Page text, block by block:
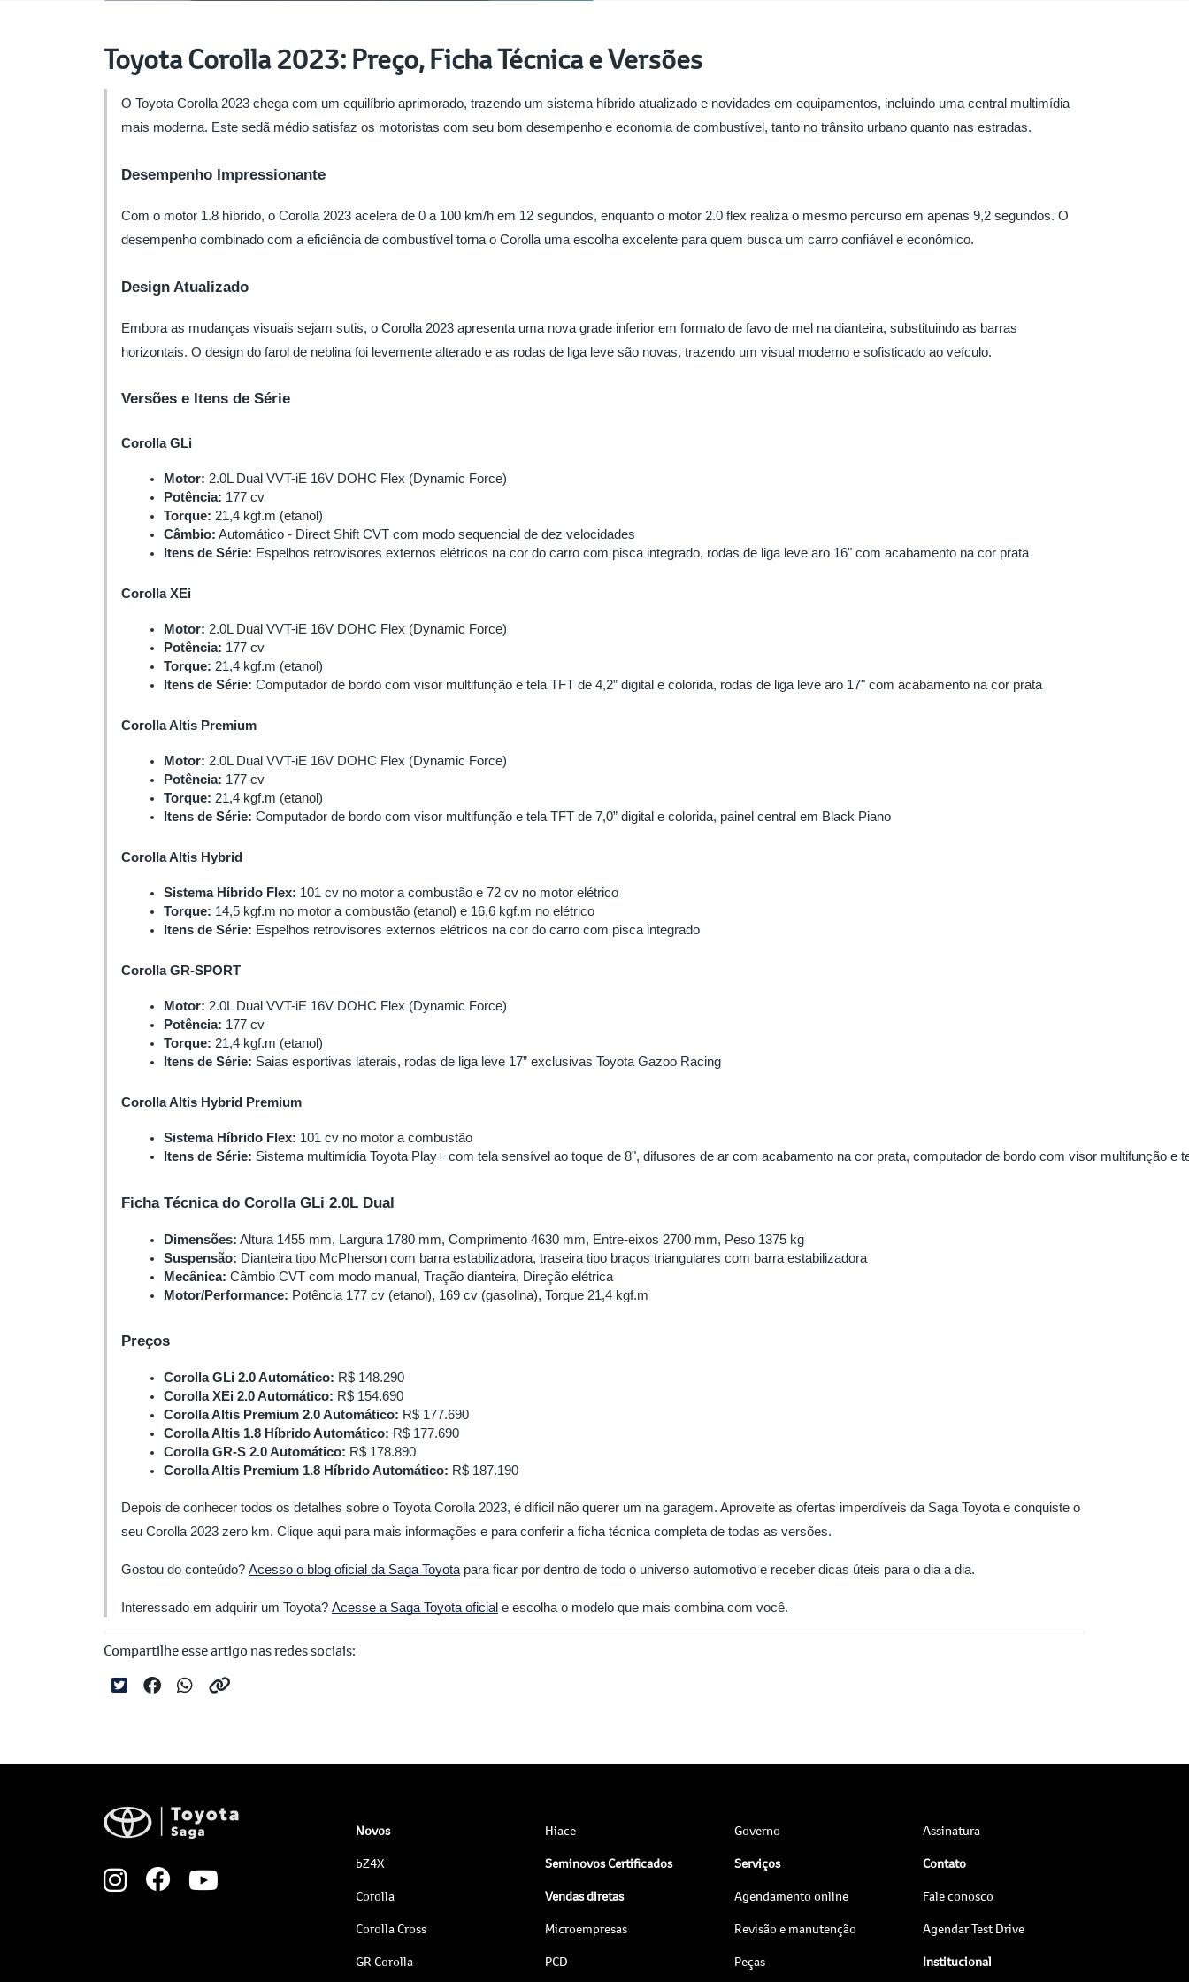
Toyota Corolla 2023: Preço, Ficha Técnica e Versões
O Toyota Corolla 2023 chega com um equilíbrio aprimorado, trazendo um sistema híbrido atualizado e novidades em equipamentos, incluindo uma central multimídia
mais moderna. Este sedã médio satisfaz os motoristas com seu bom desempenho e economia de combustível, tanto no trânsito urbano quanto nas estradas.
Desempenho Impressionante
Com o motor 1.8 híbrido, o Corolla 2023 acelera de 0 a 100 km/h em 12 segundos, enquanto o motor 2.0 flex realiza o mesmo percurso em apenas 9,2 segundos. O
desempenho combinado com a eficiência de combustível torna o Corolla uma escolha excelente para quem busca um carro confiável e econômico.
Design Atualizado
Embora as mudanças visuais sejam sutis, o Corolla 2023 apresenta uma nova grade inferior em formato de favo de mel na dianteira, substituindo as barras
horizontais. O design do farol de neblina foi levemente alterado e as rodas de liga leve são novas, trazendo um visual moderno e sofisticado ao veículo.
Versões e Itens de Série
Corolla GLi
Motor: 2.0L Dual VVT-iE 16V DOHC Flex (Dynamic Force)
Potência: 177 cv
Torque: 21,4 kgf.m (etanol)
Câmbio: Automático - Direct Shift CVT com modo sequencial de dez velocidades
Itens de Série: Espelhos retrovisores externos elétricos na cor do carro com pisca integrado, rodas de liga leve aro 16" com acabamento na cor prata
Corolla XEi
Motor: 2.0L Dual VVT-iE 16V DOHC Flex (Dynamic Force)
Potência: 177 cv
Torque: 21,4 kgf.m (etanol)
Itens de Série: Computador de bordo com visor multifunção e tela TFT de 4,2” digital e colorida, rodas de liga leve aro 17" com acabamento na cor prata
Corolla Altis Premium
Motor: 2.0L Dual VVT-iE 16V DOHC Flex (Dynamic Force)
Potência: 177 cv
Torque: 21,4 kgf.m (etanol)
Itens de Série: Computador de bordo com visor multifunção e tela TFT de 7,0” digital e colorida, painel central em Black Piano
Corolla Altis Hybrid
Sistema Híbrido Flex: 101 cv no motor a combustão e 72 cv no motor elétrico
Torque: 14,5 kgf.m no motor a combustão (etanol) e 16,6 kgf.m no elétrico
Itens de Série: Espelhos retrovisores externos elétricos na cor do carro com pisca integrado
Corolla GR-SPORT
Motor: 2.0L Dual VVT-iE 16V DOHC Flex (Dynamic Force)
Potência: 177 cv
Torque: 21,4 kgf.m (etanol)
Itens de Série: Saias esportivas laterais, rodas de liga leve 17” exclusivas Toyota Gazoo Racing
Corolla Altis Hybrid Premium
Sistema Híbrido Flex: 101 cv no motor a combustão
Itens de Série: Sistema multimídia Toyota Play+ com tela sensível ao toque de 8", difusores de ar com acabamento na cor prata, computador de bordo com visor multifunção e
Ficha Técnica do Corolla GLi 2.0L Dual
Dimensões: Altura 1455 mm, Largura 1780 mm, Comprimento 4630 mm, Entre-eixos 2700 mm, Peso 1375 kg
Suspensão: Dianteira tipo McPherson com barra estabilizadora, traseira tipo braços triangulares com barra estabilizadora
Mecânica: Câmbio CVT com modo manual, Tração dianteira, Direção elétrica
Motor/Performance: Potência 177 cv (etanol), 169 cv (gasolina), Torque 21,4 kgf.m
Preços
Corolla GLi 2.0 Automático: R$ 148.290
Corolla XEi 2.0 Automático: R$ 154.690
Corolla Altis Premium 2.0 Automático: R$ 177.690
Corolla Altis 1.8 Híbrido Automático: R$ 177.690
Corolla GR-S 2.0 Automático: R$ 178.890
Corolla Altis Premium 1.8 Híbrido Automático: R$ 187.190
Depois de conhecer todos os detalhes sobre o Toyota Corolla 2023, é difícil não querer um na garagem. Aproveite as ofertas imperdíveis da Saga Toyota e conquiste o
seu Corolla 2023 zero km. Clique aqui para mais informações e para conferir a ficha técnica completa de todas as versões.
Gostou do conteúdo? Acesso o blog oficial da Saga Toyotapara ficar por dentro de todo o universo automotivo e receber dicas úteis para o dia a dia.
Interessado em adquirir um Toyota? Acesse a Saga Toyota oficial e escolha o modelo que mais combina com você.
Compartilhe esse artigo nas redes sociais:
Novos
bZ4X
Corolla
Corolla Cross
GR Corolla
Hiace
Seminovos Certificados
Vendas diretas
Microempresas
PCD
Governo
Serviços
Agendamento online
Revisão e manutenção
Peças
Assinatura
Contato
Fale conosco
Agendar Test Drive
Institucional